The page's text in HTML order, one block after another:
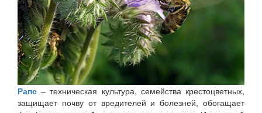
Рапс– техническая культура, семейства крестоцветных,
защищает почву от вредителей и болезней, обогащает